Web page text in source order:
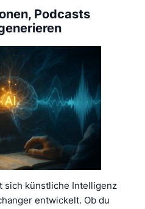
Podcasts
sich künstliche Intelligenz
entwickelt. Ob du